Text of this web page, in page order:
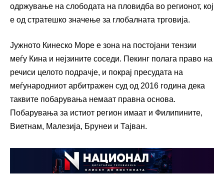
одржување на слободата на пловидба во регионот, кој
е од стратешко значење за глобалната трговија.
Јужното Кинеско Море е зона на постојани тензии
меѓу Кина и нејзините соседи. Пекинг полага право на
речиси целото подрачје, и покрај пресудата на
меѓународниот арбитражен суд од 2016 година дека
таквите побарувања немаат правна основа.
Побарувања за истиот регион имаат и Филипините,
Виетнам, Малезија, Брунеи и Тајван.